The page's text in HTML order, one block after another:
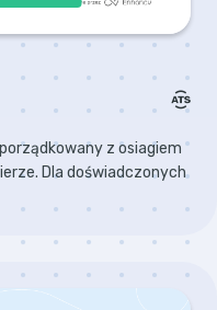
z osiagiem
Dla doświadczonych